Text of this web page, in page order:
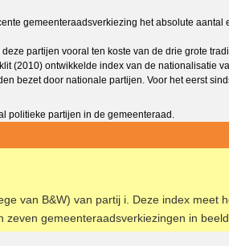
gemeenteraadsverkiezing het absolute
partijen vooral ten koste van de drie grote
(2010) ontwikkelde index van de nationalisatie
bezet door nationale partijen. Voor het eerst
politieke partijen in de gemeenteraad.
van B&W) van partij i. Deze index meet
gemeenteraadsverkiezingen in beeld.